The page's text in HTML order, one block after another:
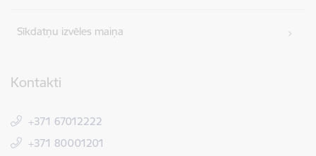
Sīkdatņu izvēles maiņa
Kontakti
+371 67012222
+371 80001201